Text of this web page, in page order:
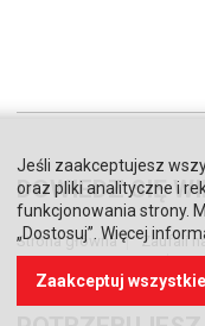
DOWIEDZ SIĘ
Strona główna Zaufali
Jeśli zaakceptujesz
oraz pliki analityczne i
funkcjonowania strony.
„Dostosuj”. Więcej
Zaakceptuj wszystkie